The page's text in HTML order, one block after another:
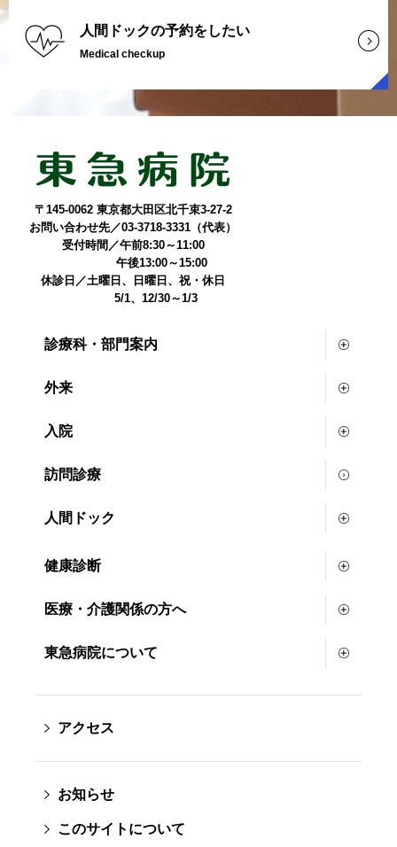
人間ドックの予約をしたい
Medical checkup
〒145-0062 東京都大田区北千束3-27-2
お問い合わせ先／03-3718-3331（代表）
受付時間／午前8:30～11:00
午後13:00～15:00
休診日／土曜日、日曜日、祝・休日
5/1、12/30～1/3
診療科・部門案内
外来
入院
訪問診療
人間ドック
健康診断
医療・介護関係の方へ
東急病院について
アクセス
お知らせ
このサイトについて